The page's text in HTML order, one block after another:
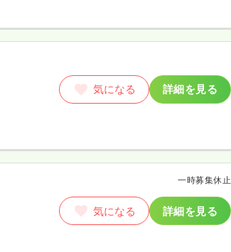
気になる 詳細を見る
一時募集休止
気になる 詳細を見る